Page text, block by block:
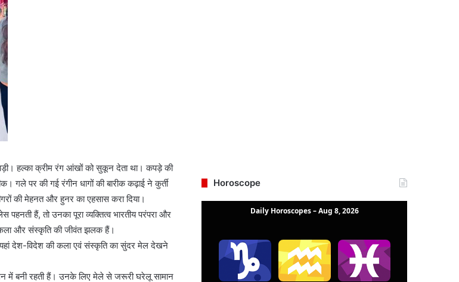
हल्का क्रीम रंग आंखों को सुकून देता था। कपड़े की
गले पर की गई रंगीन धागों की बारीक कढ़ाई ने कुर्ती
की मेहनत और हुनर का एहसास करा दिया।
हैं, तो उनका पूरा व्यक्तित्व भारतीय परंपरा और
और संस्कृति की जीवंत झलक हैं।
देश-विदेश की कला एवं संस्कृति का सुंदर मेल देखने
में बनी रहती हैं। उनके लिए मेले से जरूरी घरेलू सामान
Horoscope